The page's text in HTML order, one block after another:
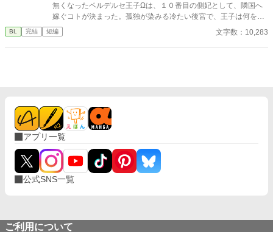
無くなったペルデルセ王子Ωは、１０番目の側妃として、隣国へ
嫁ぐコトが決まった。孤独が染みる冷たい後宮で、王子は何を思
い生きるのか？ お話に都合の良い、ユルユル設定のオメガバース
です。
BL 完結 短編 文字数：10,283
アプリ一覧
公式SNS一覧
ご利用について